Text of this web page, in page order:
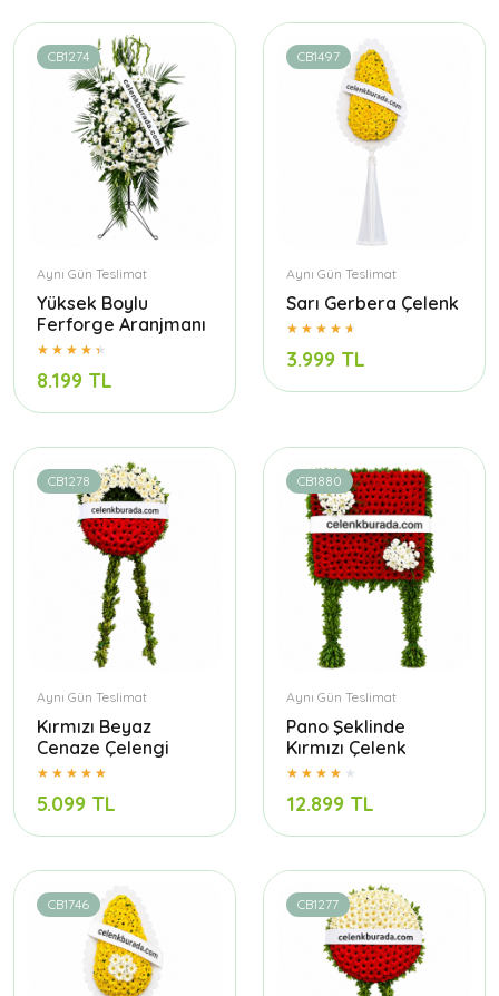
CB1274
Aynı Gün Teslimat
Yüksek Boylu
Ferforge Aranjmanı
8.199 TL
CB1497
Aynı Gün Teslimat
Sarı Gerbera Çelenk
3.999 TL
CB1278
Aynı Gün Teslimat
Kırmızı Beyaz
Cenaze Çelengi
5.099 TL
CB1880
Aynı Gün Teslimat
Pano Şeklinde
Kırmızı Çelenk
12.899 TL
CB1746 CB1277